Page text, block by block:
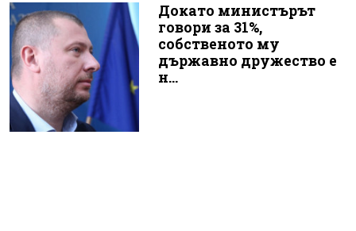
Докато министърът
говори за 31%,
собственото му
държавно дружество е
н...